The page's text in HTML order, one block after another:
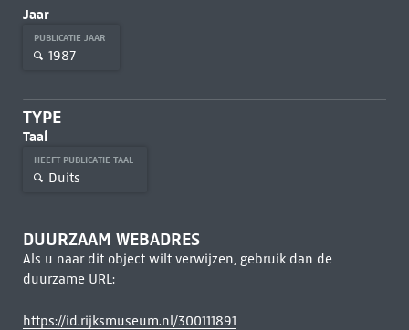
Jaar
PUBLICATIE JAAR
1987
TYPE
Taal
HEEFT PUBLICATIE TAAL
Duits
DUURZAAM WEBADRES
Als u naar dit object wilt verwijzen, gebruik dan de
duurzame URL:
https://id.rijksmuseum.nl/300111891